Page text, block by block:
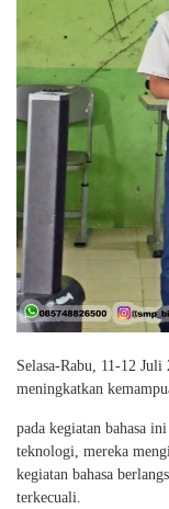
Selasa-Rabu, 11-12
meningkatkan
pada kegiatan bahasa
teknologi, mereka
kegiatan bahasa
terkecuali.